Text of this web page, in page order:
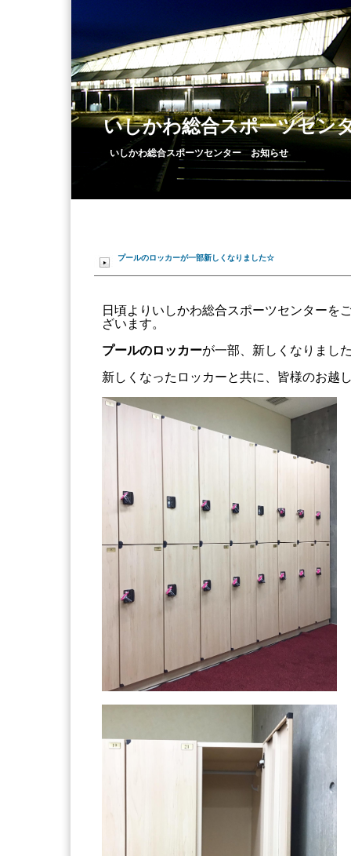
いしかわ総合スポーツセン
いしかわ総合スポーツセンター お知らせ
プールのロッカーが一部新しくなりました☆
日頃よりいしかわ総合スポーツセンターを
ざいます。
プールのロッカーが一部、新しくなりまし
新しくなったロッカーと共に、皆様のお越